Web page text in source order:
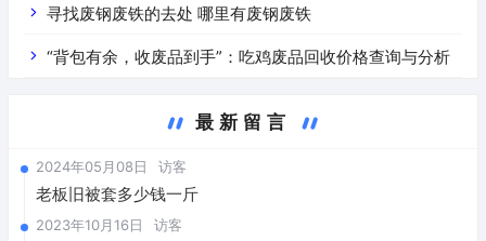
寻找废钢废铁的去处 哪里有废钢废铁
“背包有余，收废品到手”：吃鸡废品回收价格查询与分析
最新留言
2024年05月08日 访客
老板旧被套多少钱一斤
2023年10月16日 访客